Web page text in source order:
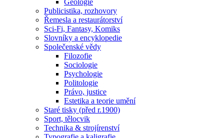
Publicistika, rozhovory
Řemesla a restaurátorství
Sci-Fi, Fantasy, Komiks
Slovníky a encyklopedie
Společenské vědy
Filozofie
Sociologie
Psychologie
Politologie
Právo, justice
Estetika a teorie umění
Staré tisky (před r.1900)
Sport, tělocvik
Technika & strojírenství